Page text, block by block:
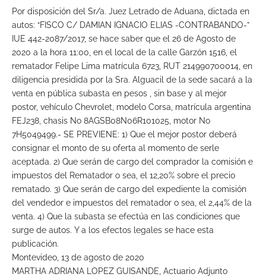
Por disposición del Sr/a. Juez Letrado de Aduana, dictada en
autos: “FISCO C/ DAMIAN IGNACIO ELIAS -CONTRABANDO-”
IUE 442-2087/2017, se hace saber que el 26 de Agosto de
2020 a la hora 11:00, en el local de la calle Garzón 1516, el
rematador Felipe Lima matrícula 6723, RUT 214990700014, en
diligencia presidida por la Sra. Alguacil de la sede sacará a la
venta en pública subasta en pesos , sin base y al mejor
postor, vehículo Chevrolet, modelo Corsa, matrícula argentina
FEJ238, chasis No 8AGSB08N06R101025, motor No
7H5049499.- SE PREVIENE: 1) Que el mejor postor deberá
consignar el monto de su oferta al momento de serle
aceptada. 2) Que serán de cargo del comprador la comisión e
impuestos del Rematador o sea, el 12,20% sobre el precio
rematado. 3) Que serán de cargo del expediente la comisión
del vendedor e impuestos del rematador o sea, el 2,44% de la
venta. 4) Que la subasta se efectúa en las condiciones que
surge de autos. Y a los efectos legales se hace esta
publicación.
Montevideo, 13 de agosto de 2020
MARTHA ADRIANA LOPEZ GUISANDE, Actuario Adjunto